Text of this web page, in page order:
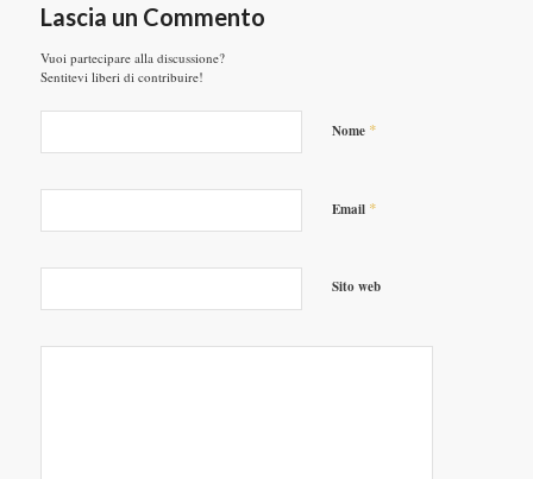
Lascia un Commento
Vuoi partecipare alla discussione?
Sentitevi liberi di contribuire!
Nome *
Email *
Sito web